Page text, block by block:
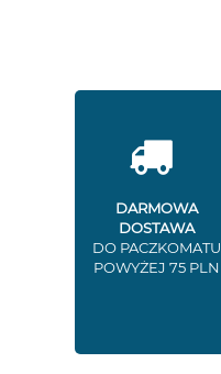
DARMOWA
DOSTAWA
DO PACZKOMATU
POWYŻEJ 75 PLN